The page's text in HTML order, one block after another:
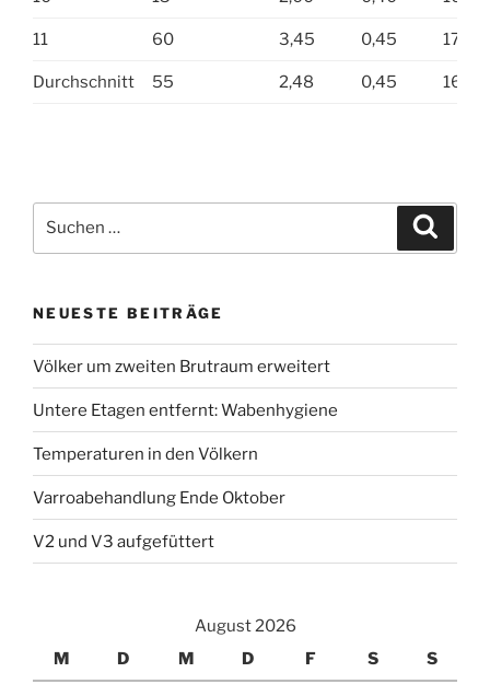
11 60 3,45 0,45 17,0
Durchschnitt 55 2,48 0,45 16,0
nach:
NEUESTE BEITRÄGE
Völker um zweiten Brutraum erweitert
Untere Etagen entfernt: Wabenhygiene
Temperaturen in den Völkern
Varroabehandlung Ende Oktober
V2 und V3 aufgefüttert
August 2026
M
D M D F S S